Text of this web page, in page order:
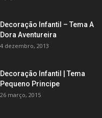
Decoração Infantil – Tema A
Dora Aventureira
4 dezembro, 2013
Decoração Infantil | Tema
Pequeno Principe
26 março, 2015